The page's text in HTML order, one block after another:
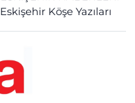
Eskişehir Köşe Yazıları